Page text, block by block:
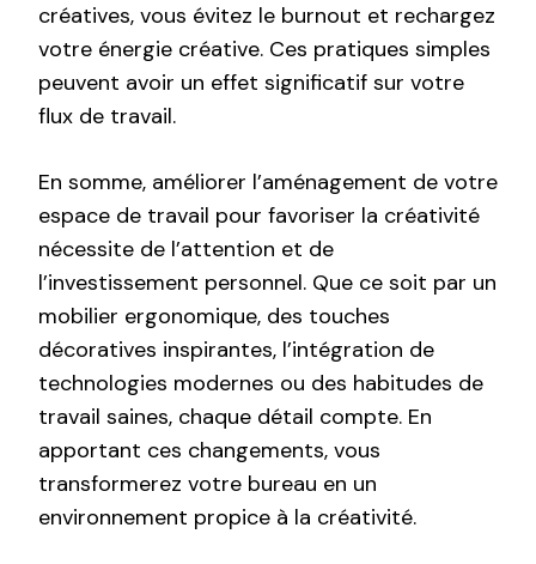
créatives, vous évitez le burnout et rechargez
votre énergie créative. Ces pratiques simples
peuvent avoir un effet significatif sur votre
flux de travail.
En somme, améliorer l’aménagement de votre
espace de travail pour favoriser la créativité
nécessite de l’attention et de
l’investissement personnel. Que ce soit par un
mobilier ergonomique, des touches
décoratives inspirantes, l’intégration de
technologies modernes ou des habitudes de
travail saines, chaque détail compte. En
apportant ces changements, vous
transformerez votre bureau en un
environnement propice à la créativité.